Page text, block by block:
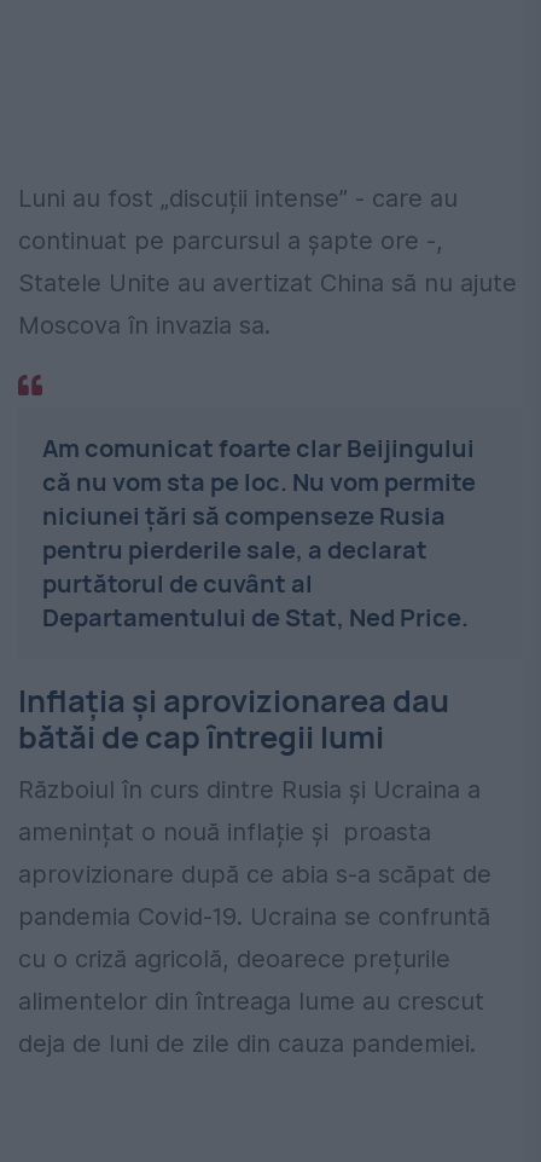
Luni au fost „discuții intense” - care au
continuat pe parcursul a șapte ore -,
Statele Unite au avertizat China să nu ajute
Moscova în invazia sa.
Am comunicat foarte clar Beijingului
că nu vom sta pe loc. Nu vom permite
niciunei țări să compenseze Rusia
pentru pierderile sale, a declarat
purtătorul de cuvânt al
Departamentului de Stat, Ned Price.
Inflația şi aprovizionarea dau
bătăi de cap întregii lumi
Războiul în curs dintre Rusia și Ucraina a
amenințat o nouă inflație și proasta
aprovizionare după ce abia s-a scăpat de
pandemia Covid-19. Ucraina se confruntă
cu o criză agricolă, deoarece prețurile
alimentelor din întreaga lume au crescut
deja de luni de zile din cauza pandemiei.